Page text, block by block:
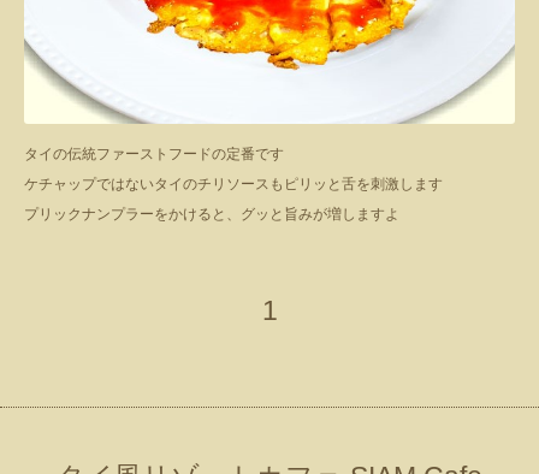
タイの伝統ファーストフードの定番です
ケチャップではないタイのチリソースもピリッと舌を刺激します
プリックナンプラーをかけると、グッと旨みが増しますよ
1